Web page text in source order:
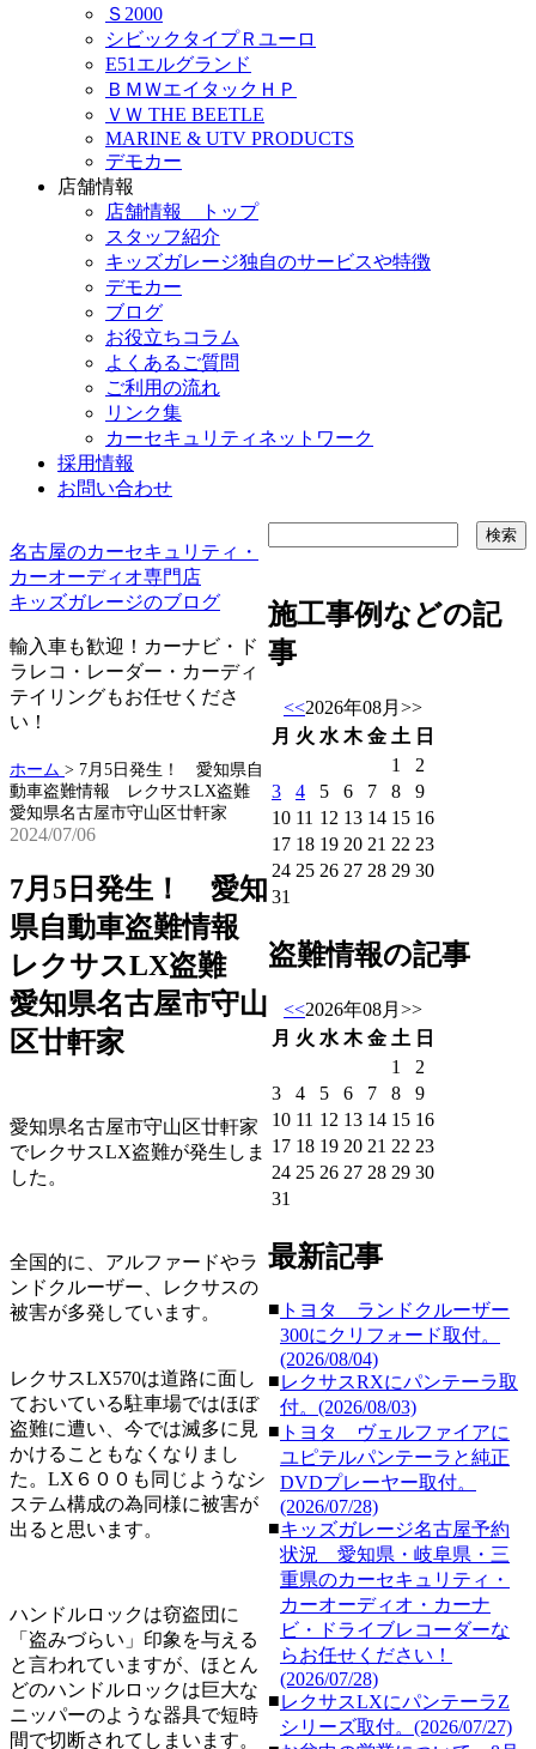
Ｓ2000
シビックタイプＲユーロ
E51エルグランド
ＢＭＷエイタックＨＰ
ＶＷ THE BEETLE
MARINE & UTV PRODUCTS
デモカー
店舗情報
店舗情報 トップ
スタッフ紹介
キッズガレージ独自のサービスや特徴
デモカー
ブログ
お役立ちコラム
よくあるご質問
ご利用の流れ
リンク集
カーセキュリティネットワーク
採用情報
お問い合わせ
名古屋のカーセキュリティ・
カーオーディオ専門店
キッズガレージのブログ
輸入車も歓迎！カーナビ・ド
ラレコ・レーダー・カーディ
テイリングもお任せくださ
い！
ホーム > 7月5日発生！ 愛知県自
動車盗難情報 レクサスLX盗難
愛知県名古屋市守山区廿軒家
2024/07/06
7月5日発生！ 愛知
県自動車盗難情報
レクサスLX盗難
愛知県名古屋市守山
区廿軒家
愛知県名古屋市守山区廿軒家
でレクサスLX盗難が発生しま
した。
全国的に、アルファードやラ
ンドクルーザー、レクサスの
被害が多発しています。
レクサスLX570は道路に面し
ておいている駐車場ではほぼ
盗難に遭い、今では滅多に見
かけることもなくなりまし
た。LX６００も同じようなシ
ステム構成の為同様に被害が
出ると思います。
ハンドルロックは窃盗団に
「盗みづらい」印象を与える
と言われていますが、ほとん
どのハンドルロックは巨大な
ニッパーのような器具で短時
間で切断されてしまいます。
施工事例などの記
事
<<2026年08月 >>
月 火 水 木 金 土 日
1
2
3
4 5 6 7 8
9
10 11 12 13 14 15 16
17 18 19 20 21 22 23
24 25 26 27 28 29 30
31
盗難情報の記事
<<2026年08月 >>
月 火 水 木 金 土 日
1
2
3
4 5 6 7 8
9
10 11 12 13 14 15 16
17 18 19 20 21 22 23
24 25 26 27 28 29 30
31
最新記事
■ トヨタ ランドクルーザー
300にクリフォード取付。
(2026/08/04)
■レクサスRXにパンテーラ取
付。(2026/08/03)
■ トヨタ ヴェルファイアに
ユピテルパンテーラと純正
DVDプレーヤー取付。
(2026/07/28)
■キッズガレージ名古屋予約
状況 愛知県・岐阜県・三
重県のカーセキュリティ・
カーオーディオ・カーナ
ビ・ドライブレコーダーな
らお任せください！
(2026/07/28)
■レクサスLXにパンテーラZ
シリーズ取付。(2026/07/27)